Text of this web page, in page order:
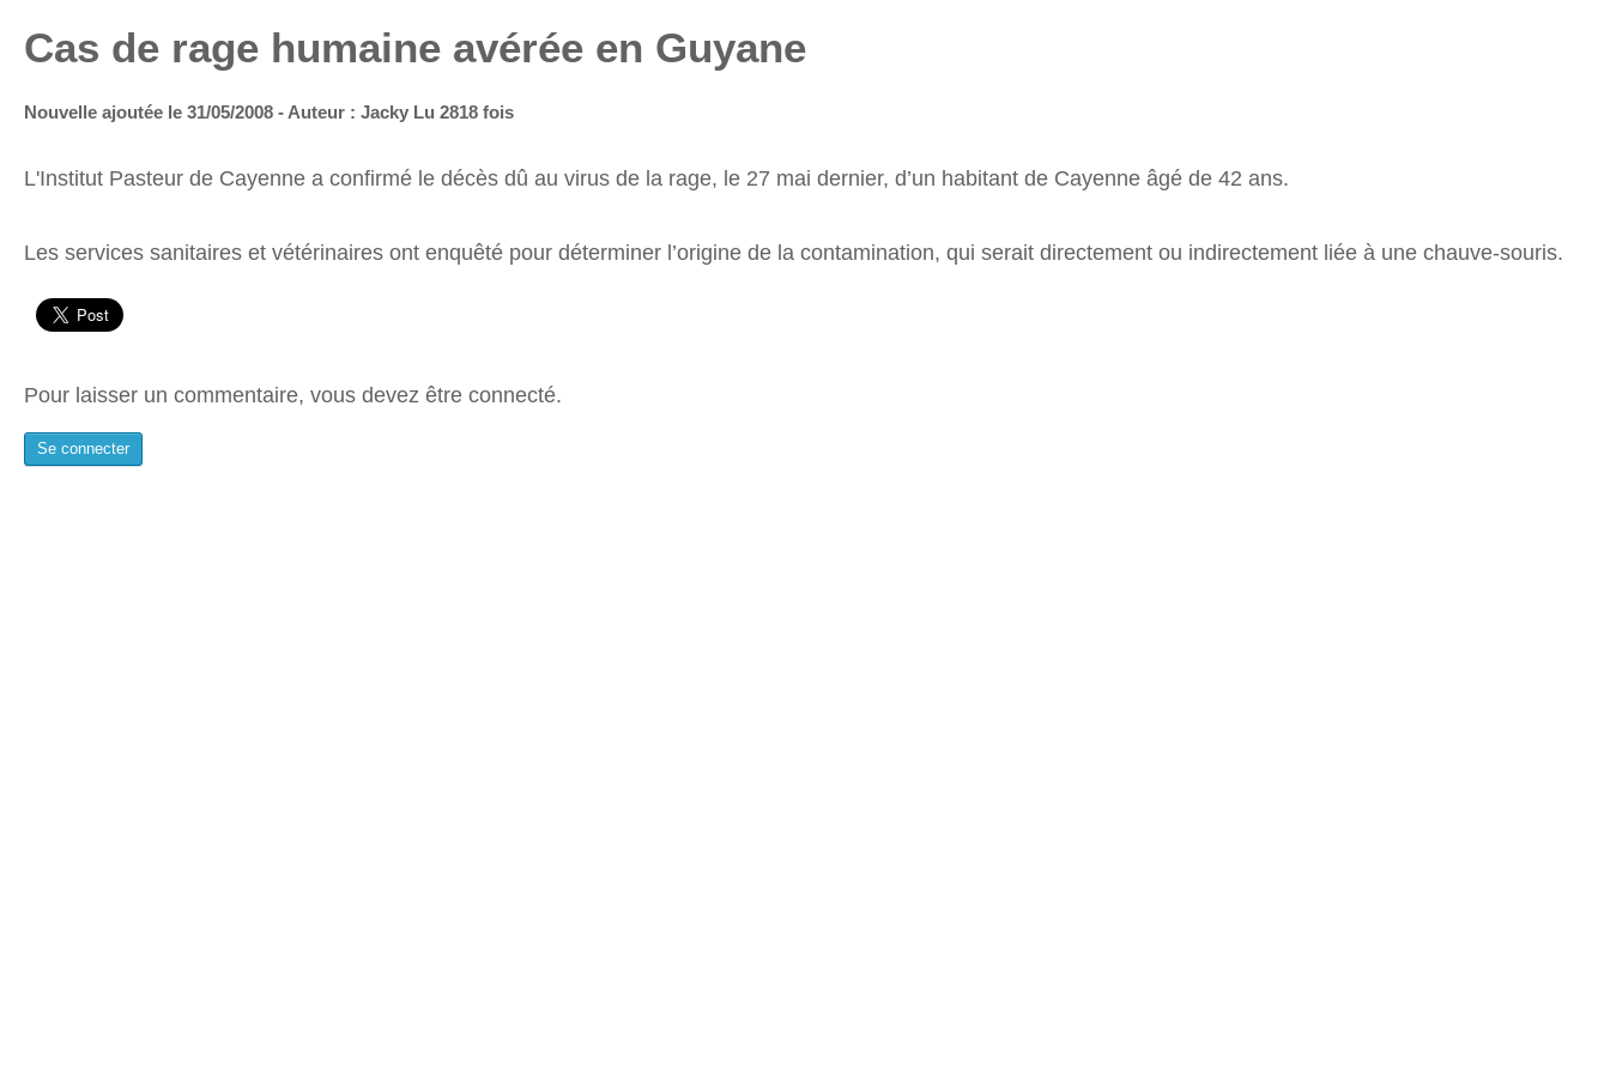
Cas de rage humaine avérée en Guyane
Nouvelle ajoutée le 31/05/2008 - Auteur : Jacky Lu 2818 fois
L'Institut Pasteur de Cayenne a confirmé le décès dû au virus de la rage, le 27 mai dernier, d’un habitant de Cayenne âgé de 42 ans.
Les services sanitaires et vétérinaires ont enquêté pour déterminer l’origine de la contamination, qui serait directement ou indirectement liée à une chauve-souris.
Pour laisser un commentaire, vous devez être connecté.
Se connecter